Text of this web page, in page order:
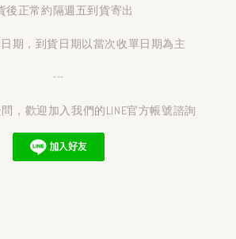
後正常約隔週五到貨寄出
期，到貨日期以當次收單日期為主
---
，歡迎加入我們的LINE官方帳號諮詢